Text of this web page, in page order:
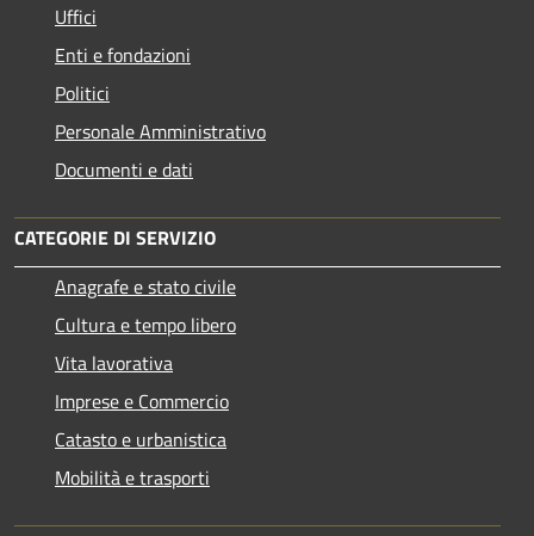
Uffici
Enti e fondazioni
Politici
Personale Amministrativo
Documenti e dati
CATEGORIE DI SERVIZIO
Anagrafe e stato civile
Cultura e tempo libero
Vita lavorativa
Imprese e Commercio
Catasto e urbanistica
Mobilità e trasporti